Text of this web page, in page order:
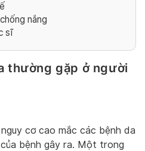
nắng
sĩ
thường gặp ở người
cơ cao mắc các bệnh da
bệnh gây ra. Một trong